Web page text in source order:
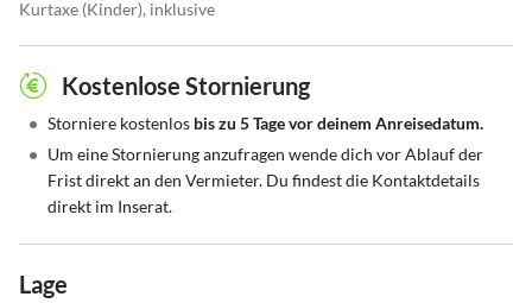
Kurtaxe (Kinder), inklusive
Kostenlose Stornierung
• Storniere kostenlos bis zu 5 Tage vor deinem Anreisedatum.
• Um eine Stornierung anzufragen wende dich vor Ablauf der
Frist direkt an den Vermieter. Du findest die Kontaktdetails
direkt im Inserat.
Lage